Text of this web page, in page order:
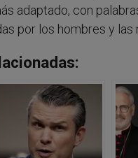
adaptado, con
por los hombres y las